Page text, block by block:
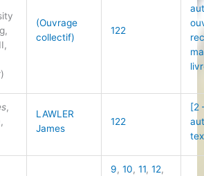
(Ouvrage
collectif)
122
,
LAWLER
James
122
[2
9,10,11,12,